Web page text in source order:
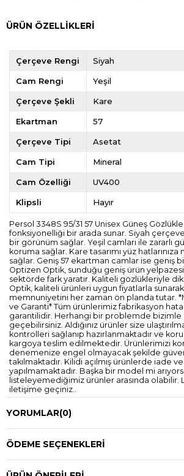
ÜRÜN ÖZELLIKLERI
Çerçeve Rengi Siyah
Cam Rengi Yeşil
Çerçeve Şekli Kare
Ekartman 57
Çerçeve Tipi Asetat
Cam Tipi Mineral
Cam Özelliği UV400
Klipsli Hayır
Persol 3348S 95/31 57 Unisex Güneş
fonksiyonelliği bir arada sunar. Siyah
bir görünüm sağlar. Yeşil camları ile zararlı
koruma sağlar. Kare tasarımı yüz
sağlar. Geniş 57 ekartman camlar ise geniş bir
Optizen Optik, sunduğu geniş ürün
sektörde fark yaratır. Kaliteli gözlükleriyle
Optik, kaliteli ürünleri uygun fiyatlarla
memnuniyetini her zaman ön planda tutar.
ve Garanti* Tüm ürünlerimiz fabrikasyon
garantilidir. Herhangi bir problemde bizimle
geçebilirsiniz. Aldığınız ürünler size
kontrolleri sağlanıp hazırlanmaktadır ve
kargoya teslim edilmektedir. Ürünlerimizi
denemenize engel olmayacak şekilde
takılmaktadır. Kilidi açılmış ürünlerde iade
yapılmamaktadır. Başka bir model mi
listeleyemediğimiz ürünler arasında olabilir.
iletişime geçiniz..
YORUMLAR(0)
ÖDEME SEÇENEKLERI